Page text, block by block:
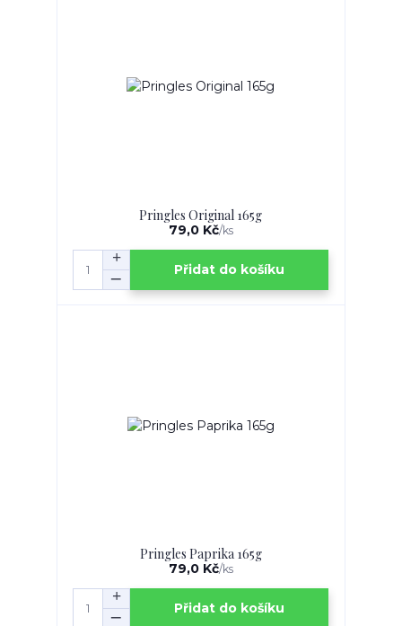
Pringles Original 165g
79,0 Kč/ks
Přidat do košíku
Pringles Paprika 165g
79,0 Kč/ks
Přidat do košíku